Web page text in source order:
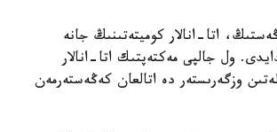
اتا-انالار كوميتەتىنىڭ جانە
ول جالپى مەكتەپتىك اتا-انالار
وزگەرىستەر دە اتالعان كەڭەستەرمەن